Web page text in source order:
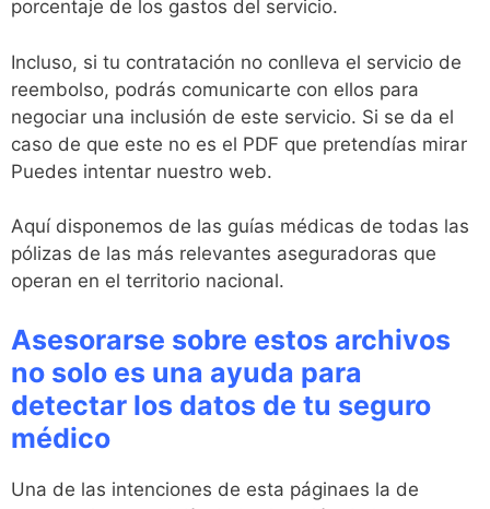
porcentaje de los gastos del servicio.
Incluso, si tu contratación no conlleva el servicio de
reembolso, podrás comunicarte con ellos para
negociar una inclusión de este servicio. Si se da el
caso de que este no es el PDF que pretendías mirar
Puedes intentar nuestro web.
Aquí disponemos de las guías médicas de todas las
pólizas de las más relevantes aseguradoras que
operan en el territorio nacional.
Asesorarse sobre estos archivos
no solo es una ayuda para
detectar los datos de tu seguro
médico
Una de las intenciones de esta páginaes la de